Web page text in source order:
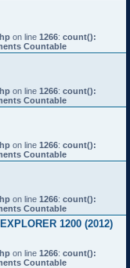
on line 1266: count():
Countable
on line 1266: count():
Countable
on line 1266: count():
Countable
on line 1266: count():
Countable
1200 (2012)
on line 1266: count():
Countable